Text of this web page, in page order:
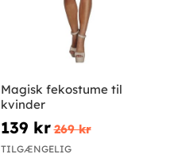
Magisk fekostume til
kvinder
139 kr 269 kr
TILGÆNGELIG